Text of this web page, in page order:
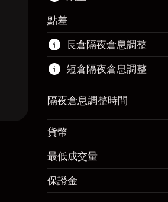
該金融市場可進行差價
了解更多：
差價合約
點差
長倉隔夜倉息調整
隔夜倉息
來自頭寸全值的費用
短倉隔夜倉息調整
保證金。您的投資
來自頭寸全值的費用
隔夜倉息調整時間
貨幣
最低成交量
保證金